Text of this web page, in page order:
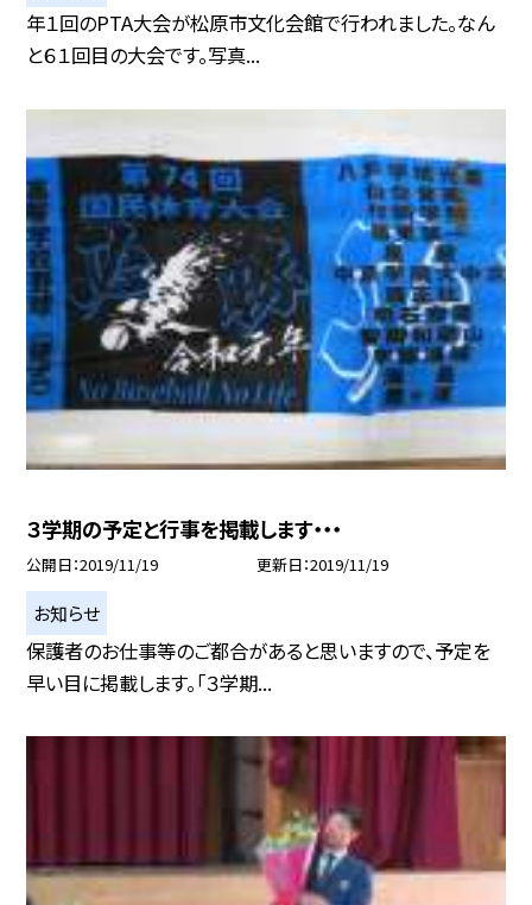
年１回のPTA大会が松原市文化会館で行われました。なん
と６１回目の大会です。写真...
３学期の予定と行事を掲載します・・・
公開日 2019/11/19 更新日 2019/11/19
お知らせ
保護者のお仕事等のご都合があると思いますので、予定を
早い目に掲載します。「３学期...